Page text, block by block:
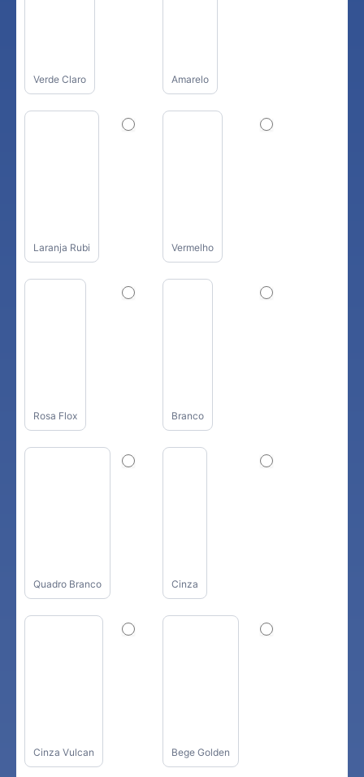
Verde Claro Amarelo
Laranja Rubi Vermelho
Rosa Flox Branco
Quadro Branco Cinza
Cinza Vulcan Bege Golden